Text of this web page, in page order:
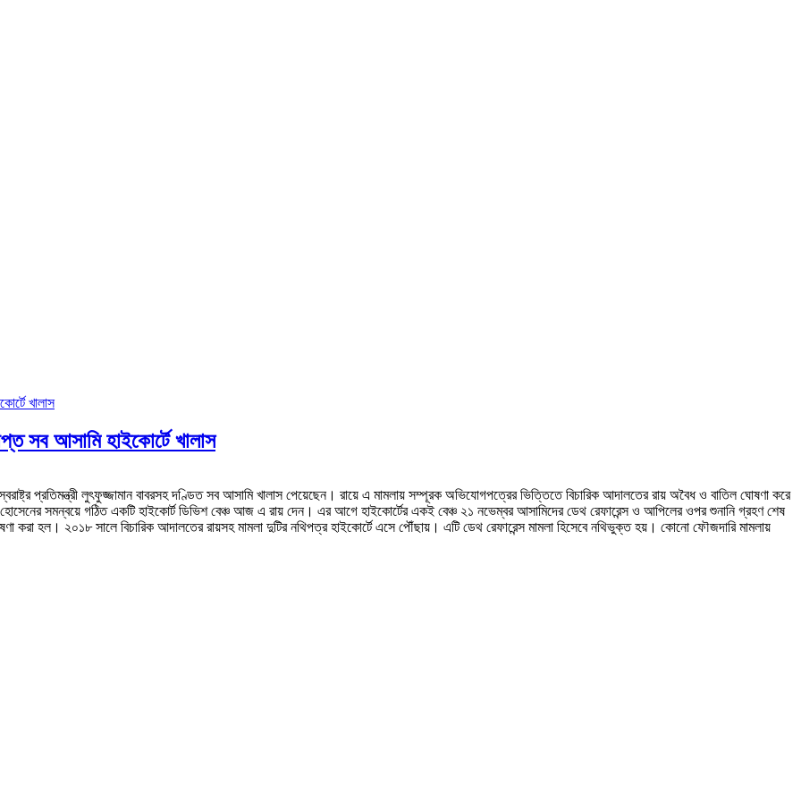
সব আসামি হাইকোর্টে খালাস
প্রতিমন্ত্রী লুৎফুজ্জামান বাবরসহ দণ্ডিত সব আসামি খালাস পেয়েছেন। রায়ে এ মামলায় সম্পূরক অভিযোগপত্রের ভিত্তিতে বিচারিক আদালতের রায় অবৈধ ও বাতিল ঘোষণা করে
সমন্বয়ে গঠিত একটি হাইকোর্ট ডিভিশ বেঞ্চ আজ এ রায় দেন। এর আগে হাইকোর্টের একই বেঞ্চ ২১ নভেম্বর আসামিদের ডেথ রেফারেন্স ও আপিলের ওপর শুনানি গ্রহণ শেষ
হল। ২০১৮ সালে বিচারিক আদালতের রায়সহ মামলা দুটির নথিপত্র হাইকোর্টে এসে পৌঁছায়। এটি ডেথ রেফারেন্স মামলা হিসেবে নথিভুক্ত হয়। কোনো ফৌজদারি মামলায়